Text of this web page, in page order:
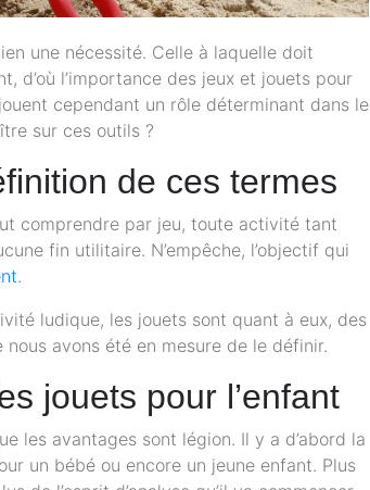
une nécessité. Celle à laquelle doit
d’où l’importance des jeux et jouets pour
cependant un rôle déterminant dans le
sur ces outils ?
de ces termes
comprendre par jeu, toute activité tant
fin utilitaire. N’empêche, l’objectif qui
.
ludique, les jouets sont quant à eux, des
avons été en mesure de le définir.
jouets pour l’enfant
les avantages sont légion. Il y a d’abord la
un bébé ou encore un jeune enfant. Plus